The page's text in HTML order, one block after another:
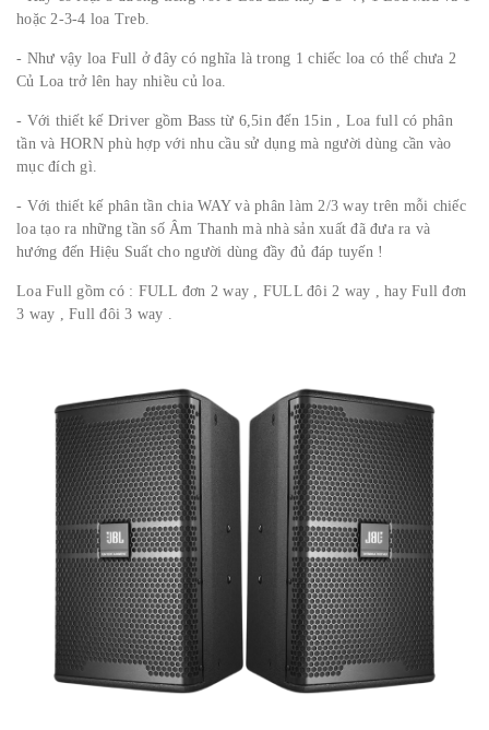
hoặc 2-3-4 loa Treb.
- Như vậy loa Full ở đây có nghĩa là trong 1 chiếc loa có thể chưa 2
Củ Loa trở lên hay nhiều củ loa.
- Với thiết kế Driver gồm Bass từ 6,5in đến 15in , Loa full có phân
tần và HORN phù hợp với nhu cầu sử dụng mà người dùng cần vào
mục đích gì.
- Với thiết kế phân tần chia WAY và phân làm 2/3 way trên mỗi chiếc
loa tạo ra những tần số Âm Thanh mà nhà sản xuất đã đưa ra và
hướng đến Hiệu Suất cho người dùng đầy đủ đáp tuyến !
Loa Full gồm có : FULL đơn 2 way , FULL đôi 2 way , hay Full đơn
3 way , Full đôi 3 way .